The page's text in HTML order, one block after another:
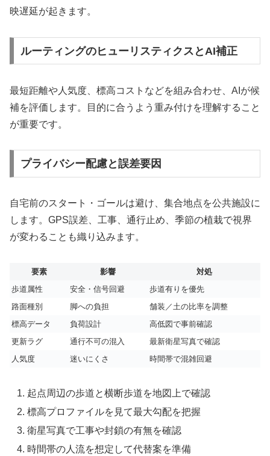
映遅延が起きます。
ルーティングのヒューリスティクスとAI補正
最短距離や人気度、標高コストなどを組み合わせ、AIが候
補を評価します。目的に合うよう重み付けを理解すること
が重要です。
プライバシー配慮と誤差要因
自宅前のスタート・ゴールは避け、集合地点を公共施設に
します。GPS誤差、工事、通行止め、季節の植栽で視界
が変わることも織り込みます。
要素 影響
対処
歩道属性
安全・信号回避
歩道有りを優先
路面種別
脚への負担
舗装／土の比率を調整
標高データ
負荷設計
高低図で事前確認
更新ラグ
通行不可の混入
最新衛星写真で確認
人気度
迷いにくさ 時間帯で混雑回避
起点周辺の歩道と横断歩道を地図上で確認
標高プロファイルを見て最大勾配を把握
衛星写真で工事や封鎖の有無を確認
時間帯の人流を想定して代替案を準備